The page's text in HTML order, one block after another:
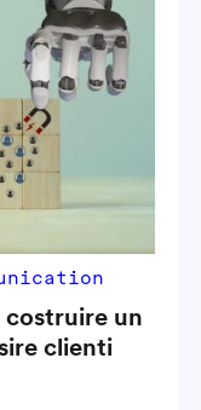
costruire un
clienti